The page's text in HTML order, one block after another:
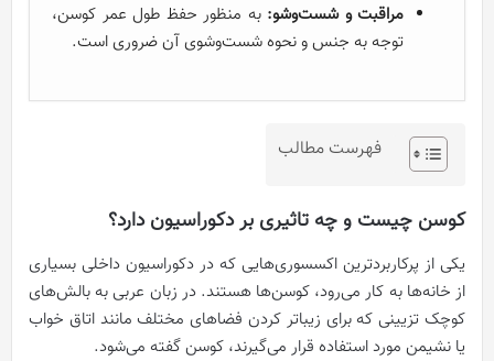
مراقبت و شست‌وشو: به منظور حفظ طول عمر کوسن،
توجه به جنس و نحوه شست‌وشوی آن ضروری است.
فهرست مطالب
کوسن چیست و چه تاثیری بر دکوراسیون دارد؟
یکی از پرکاربردترین اکسسوری‌هایی که در دکوراسیون داخلی بسیاری
از خانه‌ها به کار می‌رود، کوسن‌ها هستند. در زبان عربی به بالش‌های
کوچک تزیینی که برای زیباتر کردن فضاهای مختلف مانند اتاق خواب
یا نشیمن مورد استفاده قرار می‌گیرند، کوسن گفته می‌شود.